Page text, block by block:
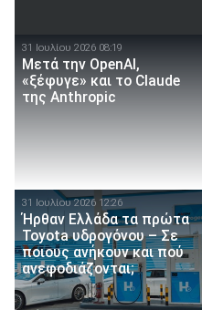
31 Ιουλίου 2026 08:19
Μετά την OpenAI,
«ξέφυγε» και το Claude
της Anthropic
31 Ιουλίου 2026 12:26
Ήρθαν Ελλάδα τα πρώτα
Toyota υδρογόνου – Σε
ποιους ανήκουν και πού
ανεφοδιάζονται;